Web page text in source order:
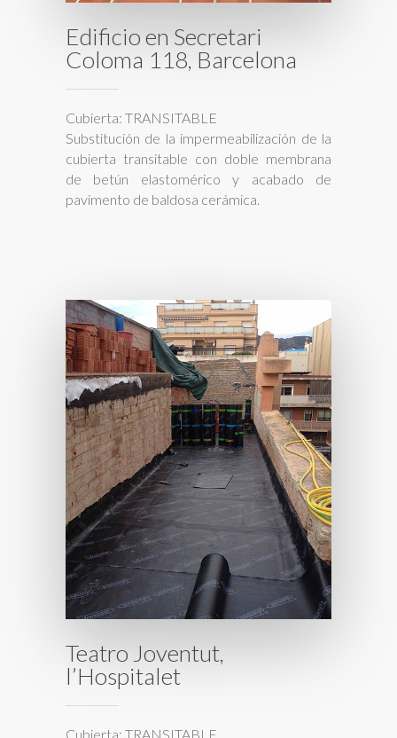
Edificio en Secretari
Coloma 118, Barcelona
Cubierta: TRANSITABLE
Substitución de la impermeabilización de la
cubierta transitable con doble membrana
de betún elastomérico y acabado de
pavimento de baldosa cerámica.
Teatro Joventut,
l’Hospitalet
Cubierta: TRANSITABLE